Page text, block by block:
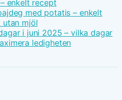
enkelt recept
med potatis – enkelt
utan mjöl
i juni 2025 – vilka dagar
ledigheten